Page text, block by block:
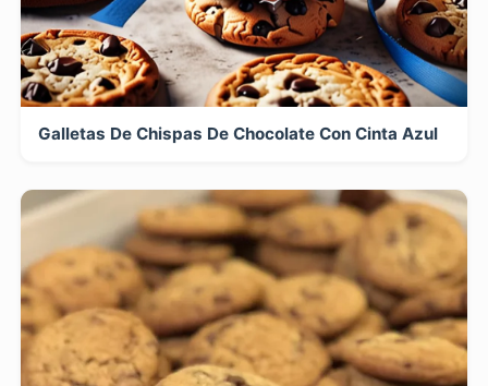
Galletas De Chispas De Chocolate Con Cinta Azul